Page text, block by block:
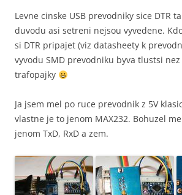
Levne cinske USB prevodniky sice DTR
duvodu asi setreni nejsou vyvedene.
si DTR pripajet (viz datasheety k
vyvodu SMD prevodniku byva tlustsi
trafopajky
Ja jsem mel po ruce prevodnik z 5V
vlastne je to jenom MAX232. Bohuzel
jenom TxD, RxD a zem.